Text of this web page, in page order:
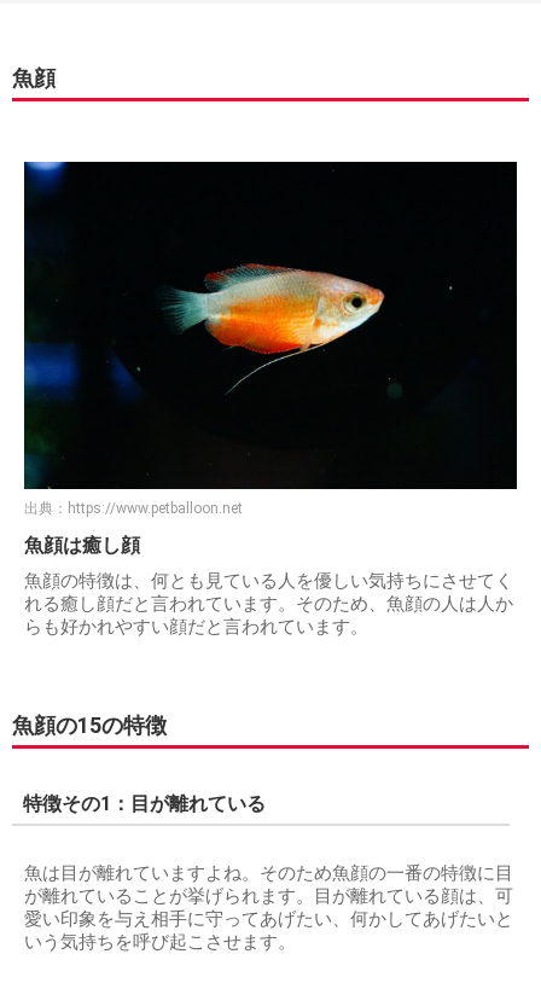
魚顔
出典： https://www.petballoon.net
魚顔は癒し顔
魚顔の特徴は、何とも見ている人を優しい気持ちにさせてく
れる癒し顔だと言われています。そのため、魚顔の人は人か
らも好かれやすい顔だと言われています。
魚顔の15の特徴
特徴その1：目が離れている
魚は目が離れていますよね。そのため魚顔の一番の特徴に目
が離れていることが挙げられます。目が離れている顔は、可
愛い印象を与え相手に守ってあげたい、何かしてあげたいと
いう気持ちを呼び起こさせます。